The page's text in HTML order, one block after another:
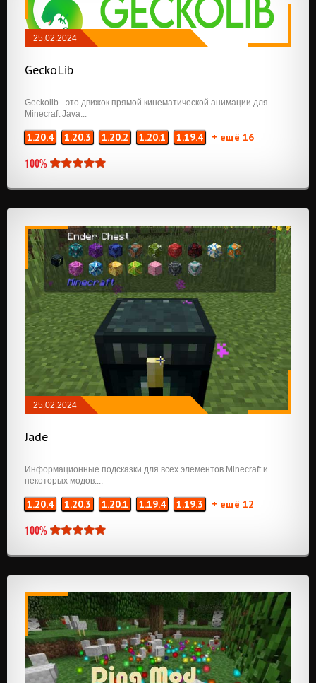
25.02.2024
API И БИБЛИОТЕКИ
GeckoLib
Geckolib - это движок прямой кинематической анимации для
Minecraft Java...
1.20.4 1.20.3 1.20.2 1.20.1 1.19.4 + ещё 16
100%
25.02.2024
Jade
Информационные подсказки для всех элементов Minecraft и
некоторых модов....
1.20.4 1.20.3 1.20.1 1.19.4 1.19.3 + ещё 12
100%